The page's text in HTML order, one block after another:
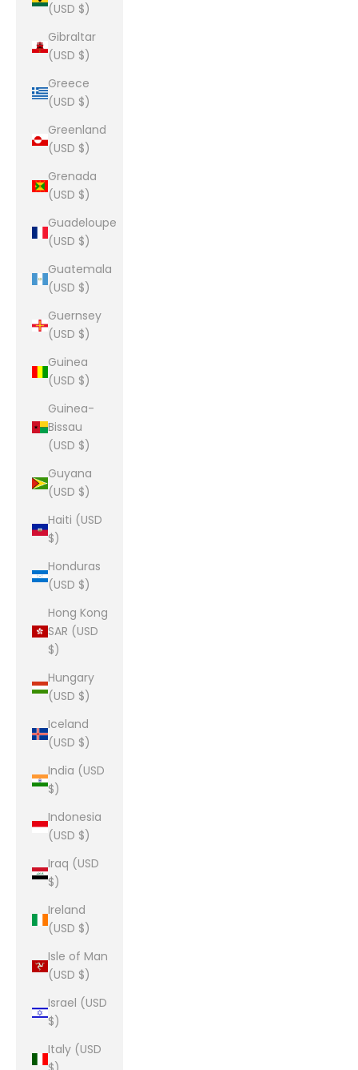
(USD $)
Gibraltar
(USD $)
Greece
(USD $)
Greenland
(USD $)
Grenada
(USD $)
Guadeloupe
(USD $)
Guatemala
(USD $)
Guernsey
(USD $)
Guinea
(USD $)
Guinea-
Bissau
(USD $)
Guyana
(USD $)
Haiti (USD
$)
Honduras
(USD $)
Hong Kong
SAR (USD
$)
Hungary
(USD $)
Iceland
(USD $)
India (USD
$)
Indonesia
(USD $)
Iraq (USD
$)
Ireland
(USD $)
Isle of Man
(USD $)
Israel (USD
$)
Italy (USD